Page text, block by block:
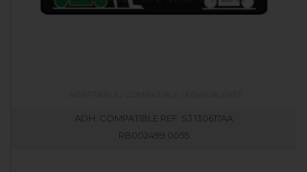
ADH. COMPATIBLE REF. SJ 130617AA
RB002499.0055